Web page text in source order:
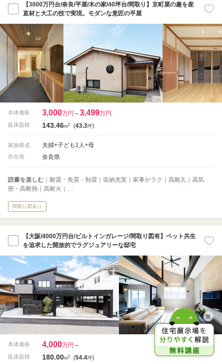
【3000万円台/奈良/平屋/木の家/40坪台/間取り】京町屋の趣を産
直材と大工の技で実現。モダンな意匠の平屋
本体価格 3,000万円 ～3,499万円
延床面積 143.46m2 (43.3坪)
家族構成 夫婦+子ども1人+母
所在地 奈良県
読書を楽しむ ｜耐震・免震・制震｜収納充実｜家事がラク｜高耐久｜高気
密・高断熱｜高耐火｜…
間取り図あり
【大阪/4000万円台/ビルトインガレージ/間取り図有】ペット共生
を追求した開放的でラグジュアリーな邸宅
本体価格 4,000万円 ～
延床面積 180.00m2 (54.4坪)